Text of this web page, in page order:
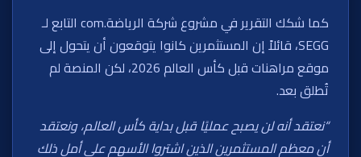
كما شكك التقرير في مشروع شركة الرياضة.com التابع لـ
SEGG، قائلاً إن المستثمرين كانوا يتوقعون أن يتحول إلى
موقع مراهنات قبل كأس العالم 2026، لكن المنصة لم
تُطلق بعد.
“نعتقد أنه لن يصبح عمليًا قبل بداية كأس العالم، ونعتقد
أن معظم المستثمرين الذين اشتروا الأسهم على أمل ذلك